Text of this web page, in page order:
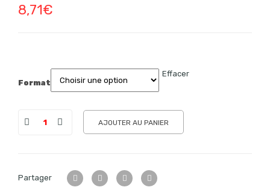
8,71€
Format
Effacer
AJOUTER AU PANIER
Partager